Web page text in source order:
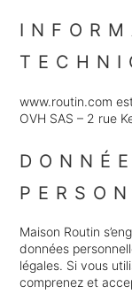
www.routin.com
OVH SAS – 2 rue
Maison Routin
données
légales. Si vous
comprenez et